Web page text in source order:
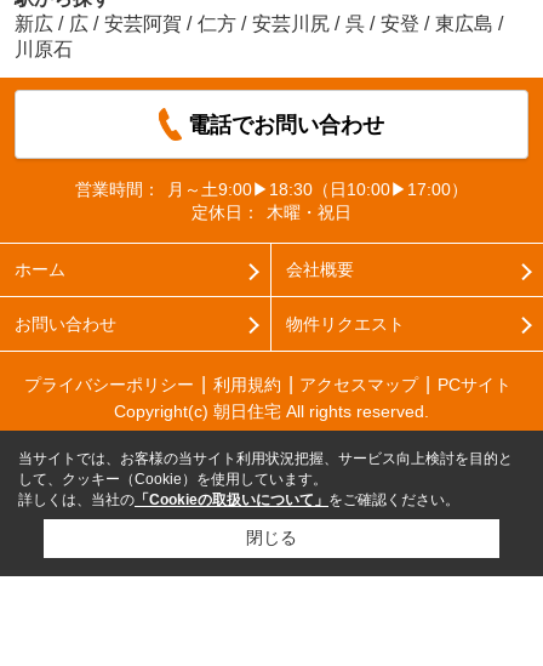
新広 / 広 / 安芸阿賀 / 仁方 / 安芸川尻 / 呉 / 安登 / 東広島 /
川原石
電話でお問い合わせ
営業時間：
月～土9:00▶18:30（日10:00▶17:00）
定休日：
木曜・祝日
ホーム 会社概要
お問い合わせ 物件リクエスト
プライバシーポリシー 利用規約 アクセスマップ
PCサイト
Copyright(c) 朝日住宅 All rights reserved.
当サイトでは、お客様の当サイト利用状況把握、サービス向上検討を目的と
して、クッキー（Cookie）を使用しています。
詳しくは、当社の 「Cookieの取扱いについて」 をご確認ください。
閉じる